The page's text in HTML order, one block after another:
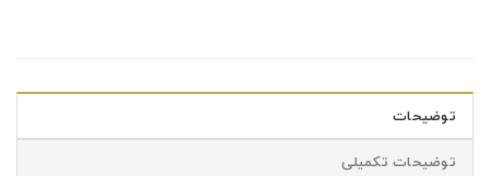
توضیحات
توضیحات تکمیلی